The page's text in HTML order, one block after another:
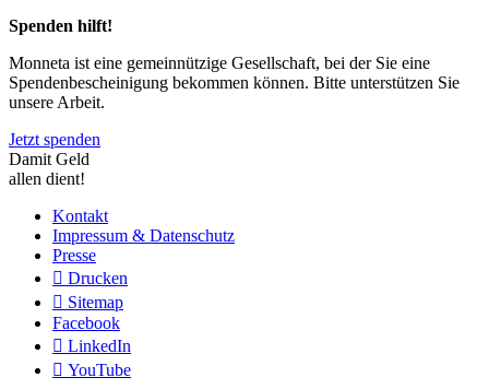
Spenden hilft!
Monneta ist eine gemeinnützige Gesellschaft, bei der Sie eine
Spendenbescheinigung bekommen können. Bitte unterstützen Sie
unsere Arbeit.
Jetzt spenden
Damit Geld
allen dient!
Kontakt
Impressum & Datenschutz
Presse
Drucken
Sitemap
Facebook
LinkedIn
YouTube